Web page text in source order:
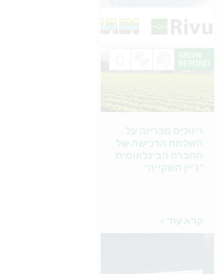
ריווליס מכריזה על
השלמת הרכישה של
החברה הבינלאומית
"ג'יין השקייה"
קרא עוד >